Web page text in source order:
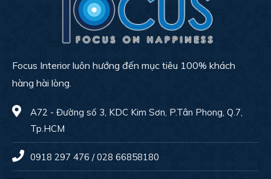
Focus Interior luôn hướng đến mục tiêu 100% khách
hàng hài lòng.
A72 - Đường số 3, KDC Kim Sơn, P.Tân Phong, Q.7,
Tp.HCM
0918 297 476 / 028 66858180